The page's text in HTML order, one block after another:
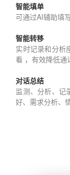
智能填单
可通过AI辅助填
智能转移
实时记录和分析
看 ，有效降低通
对话总结
监测、分析、记
好、需求分析、